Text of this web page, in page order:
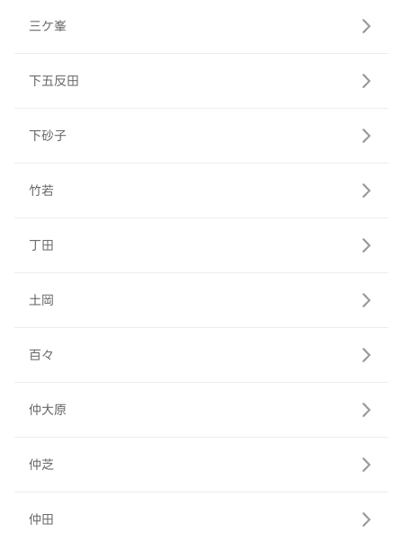
三ケ峯
下五反田
下砂子
竹若
丁田
土岡
百々
仲大原
仲芝
仲田